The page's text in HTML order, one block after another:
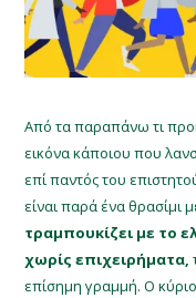
Από τα παραπάνω τι
εικόνα κάποιου που
επί παντός του
είναι παρά ένα θρασίμι
τραμπουκίζει με το
χωρίς επιχειρήματα,
επίσημη γραμμή. Ο